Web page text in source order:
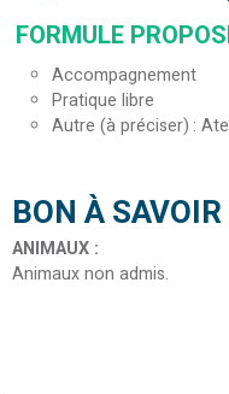
FORMULE
Accompagnement
Pratique libre
Autre (à préciser)
BON À SAVOIR
ANIMAUX :
Animaux non admis